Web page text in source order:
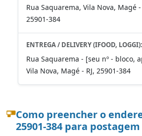
Rua Saquarema, Vila Nova, Magé -
25901-384
ENTREGA / DELIVERY (IFOOD, LOGGI):
Rua Saquarema - [seu nº - bloco,
Vila Nova, Magé - RJ, 25901-384
Como preencher o
25901-384 para postagem